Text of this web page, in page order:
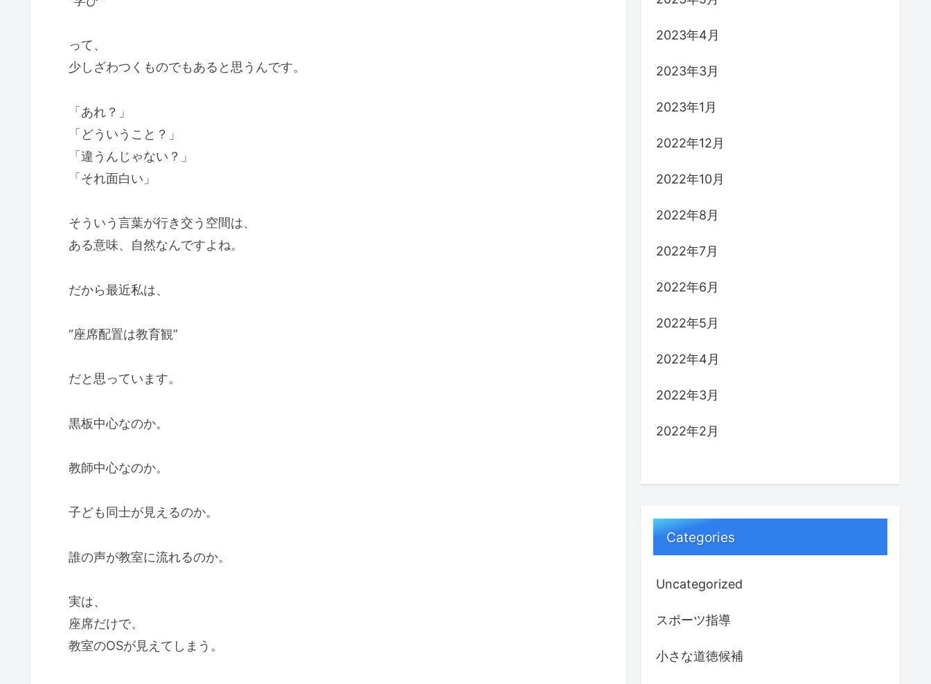
って、
少しざわつくものでもあると思うんです。
「あれ？」
「どういうこと？」
「違うんじゃない？」
「それ面白い」
そういう言葉が行き交う空間は、
ある意味、自然なんですよね。
だから最近私は、
“座席配置は教育観”
だと思っています。
黒板中心なのか。
教師中心なのか。
子ども同士が見えるのか。
誰の声が教室に流れるのか。
実は、
座席だけで、
教室のOSが見えてしまう。
2023年4月
2023年3月
2023年1月
2022年12月
2022年10月
2022年8月
2022年7月
2022年6月
2022年5月
2022年4月
2022年3月
2022年2月
Categories
Uncategorized
スポーツ指導
小さな道徳候補